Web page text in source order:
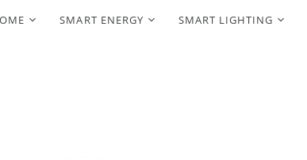
SMART ENERGY SMART LIGHTING